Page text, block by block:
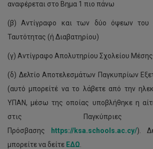
αναφέρεται στο Βημα 1 πιο πάνω
(β) Αντίγραφο και των δύο όψεων του
Ταυτότητας (ή Διαβατηρίου)
(γ) Αντίγραφο Απολυτηρίου Σχολείου
(δ) Δελτίο Αποτελεσμάτων Παγκυπρίων
(αυτό μπορείτέ να το λάβετε από την
ΥΠΑΝ, μέσω της οποίας υποβλήθηκε η
στις Παγκύπριες
Πρόσβασης
https://ksa.schools.ac.cy/).
μπορείτε να δείτε ΕΔΩ